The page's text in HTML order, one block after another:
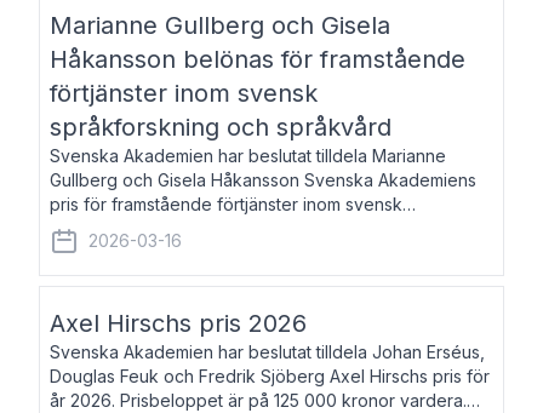
Marianne Gullberg och Gisela
Håkansson belönas för framstående
förtjänster inom svensk
språkforskning och språkvård
Svenska Akademien har beslutat tilldela Marianne
Gullberg och Gisela Håkansson Svenska Akademiens
pris för framstående förtjänster inom svensk
språkforskning och språkvård till minne av Carl Gabriel
och Karin Forsberg för år 2026. Prissumma
2026-03-16
Axel Hirschs pris 2026
Svenska Akademien har beslutat tilldela Johan Erséus,
Douglas Feuk och Fredrik Sjöberg Axel Hirschs pris för
år 2026. Prisbeloppet är på 125 000 kronor vardera.